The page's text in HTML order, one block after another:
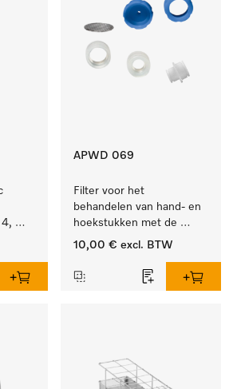
4,
APWD 069
Filter voor het
behandelen van hand- en
hoekstukken met de
houder APWD 068
10,00 € excl. BTW